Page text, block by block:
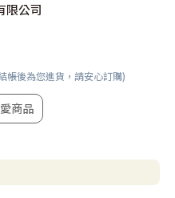
限公司
帳後為您進貨，請安心訂購)
商品